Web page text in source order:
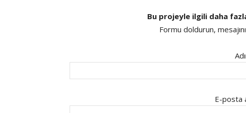
Bu projeyle ilgili daha
Formu doldurun,
E-posta